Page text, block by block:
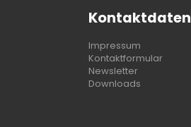
Kontaktdaten
Impressum
Kontaktformular
Newsletter
Downloads